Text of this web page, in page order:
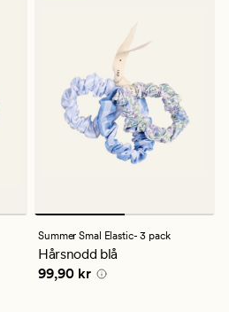
Summer Smal Elastic- 3 pack
Hårsnodd blå
Pris 99,90 kr
99,90 kr